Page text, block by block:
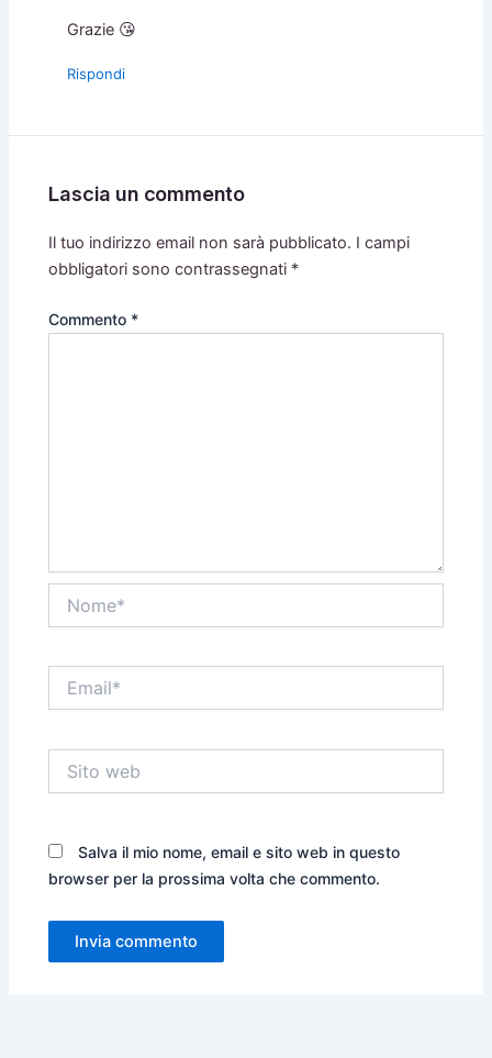
Grazie 😘
Rispondi
Lascia un commento
Il tuo indirizzo email non sarà pubblicato. I campi
obbligatori sono contrassegnati *
Commento *
web
Salva il mio nome, email e sito web in questo
browser per la prossima volta che commento.